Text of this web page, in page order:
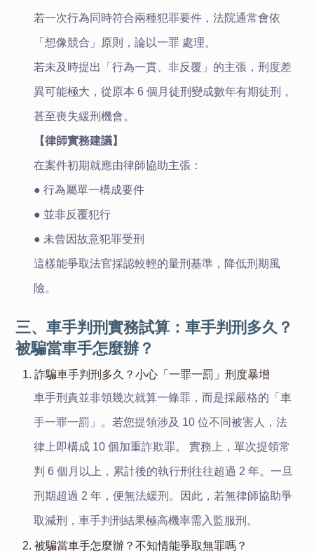
若一次行為同時符合兩種犯罪要件，法院通常會依
「想像競合」原則，論以一罪 處理。
若未及時提出「行為一貫、非反覆」的主張，刑度差
異可能極大，從原本 6 個月徒刑變成數年有期徒刑，
甚至喪失緩刑機會。
【律師實務建議】
在案件初期就應由律師協助主張：
● 行為屬單一構成要件
● 並非反覆犯行
● 未曾因故意犯罪受刑
這樣能爭取法官採認較輕的量刑基準，降低刑期風
險。
三、車手判刑實務試算：車手判刑多久？
被騙當車手怎麼辦？
1. 詐騙車手判刑多久？小心「一罪一罰」刑度暴增
車手刑責並非領幾次就算一條罪，而是採嚴格的「車
手一罪一罰」。若您提領涉及 10 位不同被害人，法
律上即構成 10 個加重詐欺罪。 實務上，單次提領常
判 6 個月以上，累計後的執行刑往往超過 2 年。一旦
刑期超過 2 年，便無法緩刑。因此，若無律師協助爭
取減刑，車手判刑結果極高機率需入監服刑。
2. 被騙當車手怎麼辦？不知情能爭取無罪嗎？